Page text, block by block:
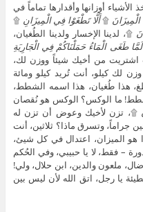
أوزانها وأقدارها تماماً في
۩أَلَّا تَطْغَوْا فِي الْمِيزَانِ۩
۩، لدينا الإخسار ولدينا الطُغيان،
لَمَّا طَغَى الْمَاءُ حَمَلْنَاكُمْ فِي الْجَارِيَةِ
اشتريت من أخيك شيئاً ووزن لك،
لك كيلو، أنت تُريد كيلو ومائة
هذا طُغيان، هذا اسمه الشطط،
ما الوكس؟ الوكس هو نُقصان
۩، تزن لأخيك وعوض أن تزن له
جراماً، وتسرق ماذا؟ ثلاثين، أنت
هو الميزان، اعتدال في كل شيئ،
– فقط، لا يا حبيبي، وفي الحُكم
ملعون والدين، ابن حلال، ولي!
يا رجل، اتق الله لأن ليس بين